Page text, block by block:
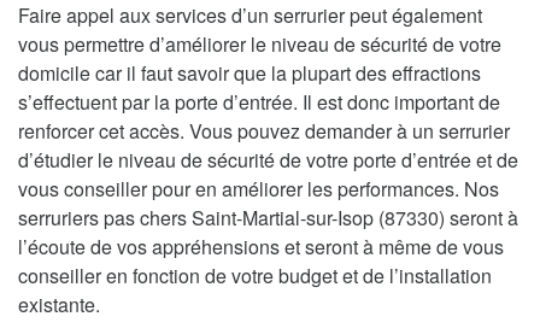
Faire appel aux services d’un serrurier peut également
vous permettre d’améliorer le niveau de sécurité de votre
domicile car il faut savoir que la plupart des effractions
s’effectuent par la porte d’entrée. Il est donc important de
renforcer cet accès. Vous pouvez demander à un serrurier
d’étudier le niveau de sécurité de votre porte d’entrée et de
vous conseiller pour en améliorer les performances. Nos
serruriers pas chers Saint-Martial-sur-Isop (87330) seront à
l’écoute de vos appréhensions et seront à même de vous
conseiller en fonction de votre budget et de l’installation
existante.